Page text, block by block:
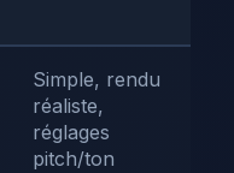
Simple, rendu
réaliste,
réglages
pitch/ton